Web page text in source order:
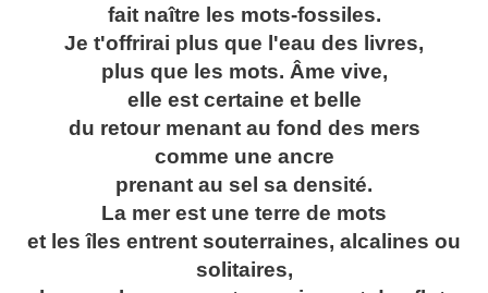
fait naître les mots-fossiles.
Je t'offrirai plus que l'eau des livres,
plus que les mots. Âme vive,
elle est certaine et belle
du retour menant au fond des mers
comme une ancre
prenant au sel sa densité.
La mer est une terre de mots
et les îles entrent souterraines, alcalines ou
solitaires,